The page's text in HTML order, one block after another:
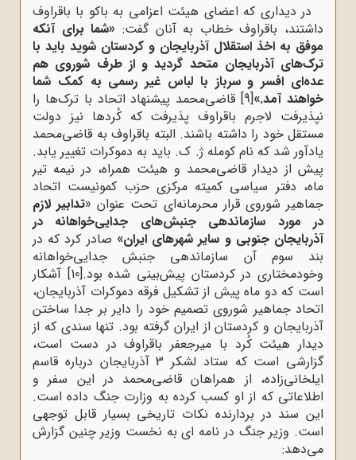
در دیداری که اعضای هیئت اعزامی به باکو با باقراوف
داشتند، باقراوف خطاب به آنان گفت: «شما برای آنکه
موفق به اخذ استقلال آذربایجان و کردستان شوید باید با
ترک‌های آذربایجان متحد گردید و از طرف شوروی هم
عده‌ای افسر و سرباز با لباس غیر رسمی به کمک شما
خواهند آمد.»[9] قاضی‌محمد پیشنهاد اتحاد با ترک‌ها را
نپذیرفت لاجرم باقراوف پذیرفت که کُردها نیز دولت
مستقل خود را داشته باشند. البته باقراوف به قاضی‌محمد
یادآور شد که نام کومله ژ. ک. باید به دموکرات تغییر یابد.
پیش از دیدار قاضی‌محمد و هیئت همراه، در نیمه تیر
ماه، دفتر سیاسی کمیته مرکزی حزب کمونیست اتحاد
جماهیر شوروی قرار محرمانه‌ای تحت عنوان «تدابیر لازم
در مورد سازماندهی جنبش‌های جدایی‌خواهانه در
آذربایجان جنوبی و سایر شهرهای ایران» صادر کرد که در
بند سوم آن سازماندهی جنبش جدایی‌خواهانه
وخودمختاری در کردستان پیش‌بینی شده بود.[10] آشکار
است که دو ماه پیش از تشکیل فرقه دموکرات آذربایجان،
اتحاد جماهیر شوروی تصمیم خود را دایر بر جدا ساختن
آذربایجان و کردستان از ایران گرفته بود. تنها سندی که از
دیدار هیئت کُرد با میرجعفر باقراوف در دست است،
گزارشی است که ستاد لشکر 3 آذربایجان درباره قاسم
ایلخانی‌زاده، از همراهان قاضی‌محمد در این سفر و
اطلاعاتی که از او کسب کرده به وزارت جنگ داده است.
این سند در بردارنده نکات تاریخی بسیار قابل توجهی
است. وزیر جنگ در نامه ای به نخست وزیر چنین گزارش
می‌دهد: